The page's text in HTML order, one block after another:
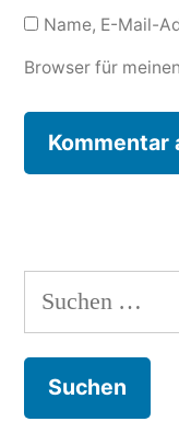
Name, E-Mail-
Browser für
Suchen
nach: